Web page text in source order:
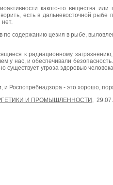
какого-то вещества
есть в дальневосточной
содержанию цезия в рыбе,
к радиационному
у нас, и обеспечивали
существует угроза здоровью
и Роспотребнадзора - это хорошо,
И ПРОМЫШЛЕННОСТИ ,